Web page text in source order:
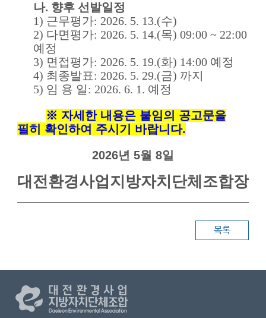
나. 향후 선발일정
1) 근무평가: 2026. 5. 13.(수)
2) 다면평가: 2026. 5. 14.(목) 09:00 ~ 22:00
예정
3) 면접평가: 2026. 5. 19.(화) 14:00 예정
4) 최종발표: 2026. 5. 29.(금) 까지
5) 임 용 일: 2026. 6. 1. 예정
※ 자세 한 내용은 붙임의 공고문을
필히 확인하여 주시기 바랍니다.
2026년 5월 8일
대전환경사업지방자치단체조합장
목록